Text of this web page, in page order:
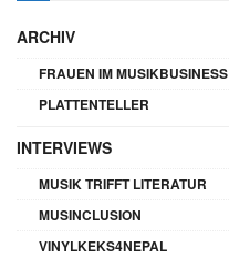
ARCHIV
FRAUEN IM MUSIKBUSINESS
PLATTENTELLER
INTERVIEWS
MUSIK TRIFFT LITERATUR
MUSINCLUSION
VINYLKEKS4NEPAL